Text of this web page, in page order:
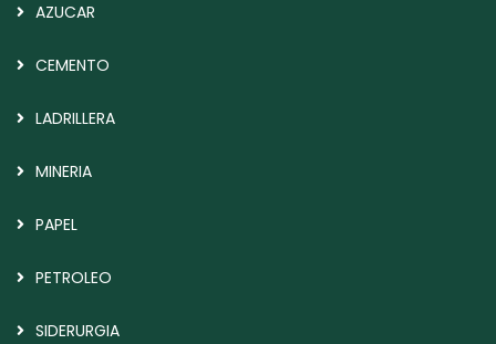
AZUCAR
CEMENTO
LADRILLERA
MINERIA
PAPEL
PETROLEO
SIDERURGIA